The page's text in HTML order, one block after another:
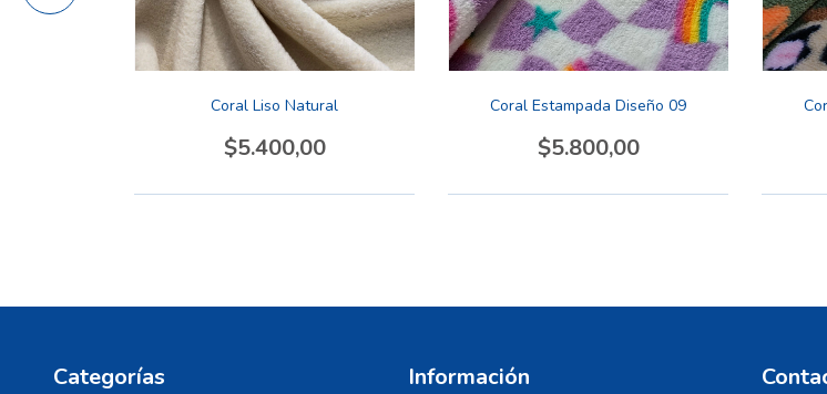
Coral Liso Natural
$5.400,00
Coral Estampada Diseño 09
$5.800,00
Categorías Información